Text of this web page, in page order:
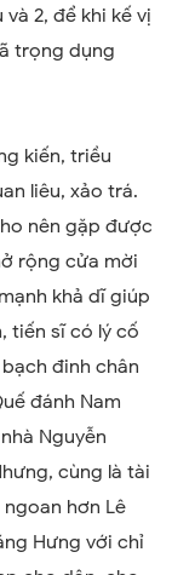
2, để khi kế vị
trọng dụng
kiến, triều
liêu, xảo trá.
nên gặp được
rộng cửa mời
khả dĩ giúp
tiến sĩ có lý cố
đinh chân
đánh Nam
Nguyễn
cùng là tài
hơn Lê
Hưng với chỉ